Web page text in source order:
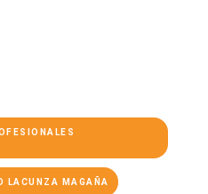
LACUNZA MAGAÑA